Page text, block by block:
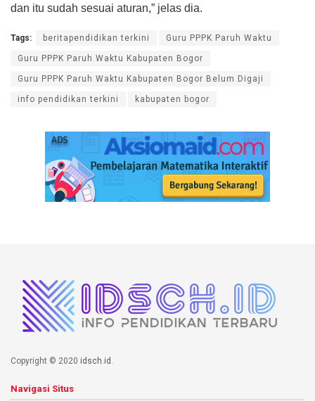
dan itu sudah sesuai aturan,” jelas dia.
Tags: beritapendidikan terkini Guru PPPK Paruh Waktu
Guru PPPK Paruh Waktu Kabupaten Bogor
Guru PPPK Paruh Waktu Kabupaten Bogor Belum Digaji
info pendidikan terkini kabupaten bogor
Copyright © 2020 idsch.id
Navigasi Situs